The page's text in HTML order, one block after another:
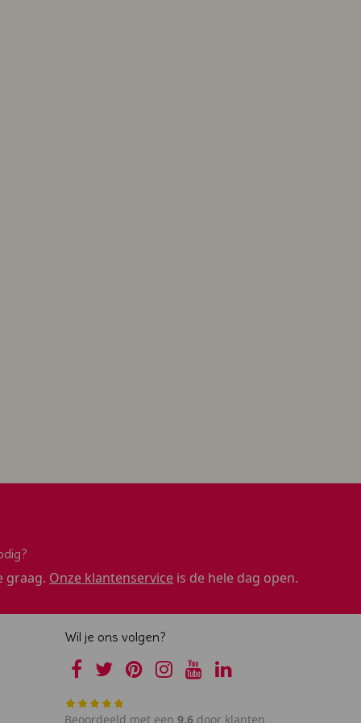
graag. Onze klantenservice is de hele dag open.
Wil je ons volgen?
Beoordeeld met een 9,6door klanten